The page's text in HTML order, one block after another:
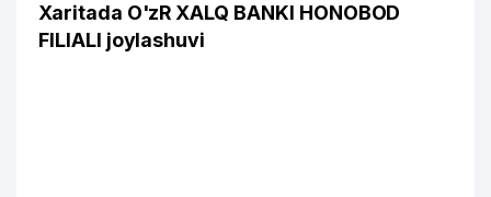
Xaritada O'zR XALQ BANKI HONOBOD
FILIALI joylashuvi